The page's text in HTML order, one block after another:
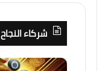
شركاء النجاح